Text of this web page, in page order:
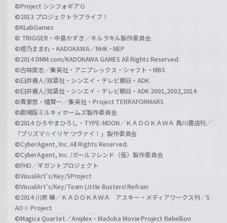
©Project シンフォギアＧ
©2013 プロジェクトラブライブ！
©KLabGames
© TRIGGER・中島かずき／キルラキル製作委員会
©橙乃ままれ・KADOKAWA／NHK・NEP
©2014 DMM.com/KADOKAWA GAMES All Rights Reserved.
©古味直志／集英社・アニプレックス・シャフト・MBS
©臼井儀人/双葉社・シンエイ・テレビ朝日・ADK
©臼井儀人/双葉社・シンエイ・テレビ朝日・ADK 2001,2002,2014
©貴家悠・橘賢一／集英社・Project TERRAFORMARS
©劇場版ミルキィホームズ製作委員会
©2014 ひろやまひろし・TYPE-MOON／ＫＡＤＯＫＡＷＡ 角川書店刊／
「プリズマ☆イリヤ ツヴァイ！」製作委員会
©CyberAgent, Inc. All Rights Reserved.
©CyberAgent, Inc. /ガールフレンド（仮）製作委員会
©FHO／ギガントプロジェクト
©VisualArt's/Key/SProject
©VisualArt's/Key/Team Little Busters! Refrain
©2014 川原 礫／ＫＡＤＯＫＡＷＡ アスキー・メディアワークス刊／S
AOⅡ Project
©Magica Quartet／Aniplex・Madoka Movie Project Rebellion